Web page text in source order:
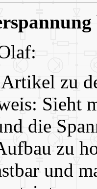
zu
Sieht
die
zu
und